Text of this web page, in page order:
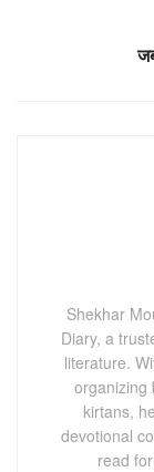
Shekhar
Diary, a
literature.
organizing
kirtans,
devotional
read